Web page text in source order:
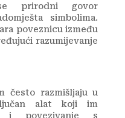
prirodni govor
simbolima.
poveznicu između
razumijevanje
često razmišljaju u
alat koji im
i povezivanje s